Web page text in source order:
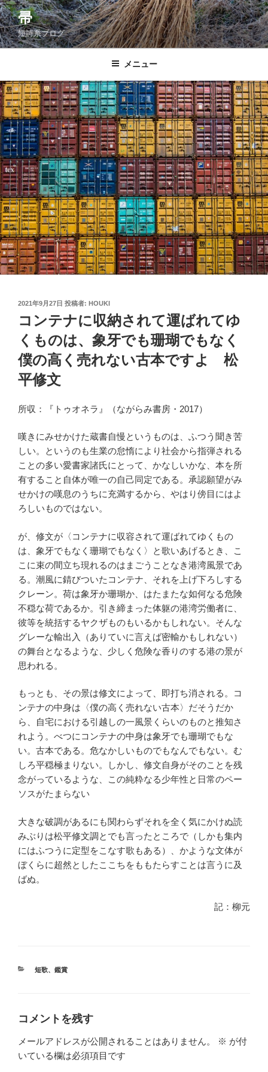
コ
ン
テ
ン
ス
キ
ッ
プ
帚
短詩系ブログ
メニュー
投
日:
2021年9月27日 投稿者: HOUKI
コンテナに収納されて運ばれてゆ
くものは、象牙でも珊瑚でもなく
僕の高く売れない古本ですよ 松
平修文
所収：『トゥオネラ』（ながらみ書房・2017）
嘆きにみせかけた蔵書自慢というものは、ふつう聞き苦
しい。というのも生業の怠惰により社会から指弾される
ことの多い愛書家諸氏にとって、かなしいかな、本を所
有すること自体が唯一の自己同定である。承認願望がみ
せかけの嘆息のうちに充満するから、やはり傍目にはよ
ろしいものではない。
が、修文が〈コンテナに収容されて運ばれてゆくもの
は、象牙でもなく珊瑚でもなく〉と歌いあげるとき、こ
こに束の間立ち現れるのはまごうことなき港湾風景であ
る。潮風に錆びついたコンテナ、それを上げ下ろしする
クレーン。荷は象牙か珊瑚か、はたまたな如何なる危険
不穏な荷であるか。引き締まった体躯の港湾労働者に、
彼等を統括するヤクザものもいるかもしれない。そんな
グレーな輸出入（ありていに言えば密輸かもしれない）
の舞台となるような、少しく危険な香りのする港の景が
思われる。
もっとも、その景は修文によって、即打ち消される。コ
ンテナの中身は〈僕の高く売れない古本〉だそうだか
ら、自宅における引越しの一風景くらいのものと推知さ
れよう。べつにコンテナの中身は象牙でも珊瑚でもな
い。古本である。危なかしいものでもなんでもない。む
しろ平穏極まりない。しかし、修文自身がそのことを残
念がっているような、この純粋なる少年性と日常のペー
ソスがたまらない
大きな破調があるにも関わらずそれを全く気にかけぬ読
みぶりは松平修文調とでも言ったところで（しかも集内
にはふつうに定型をこなす歌もある）、かような文体が
ぼくらに超然としたここちをももたらすことは言うに及
ばぬ。
記：柳元
カ
短歌、 鑑賞
コメントを残す
メールアドレスが公開されることはありません。 ※ が付
いている欄は必須項目です